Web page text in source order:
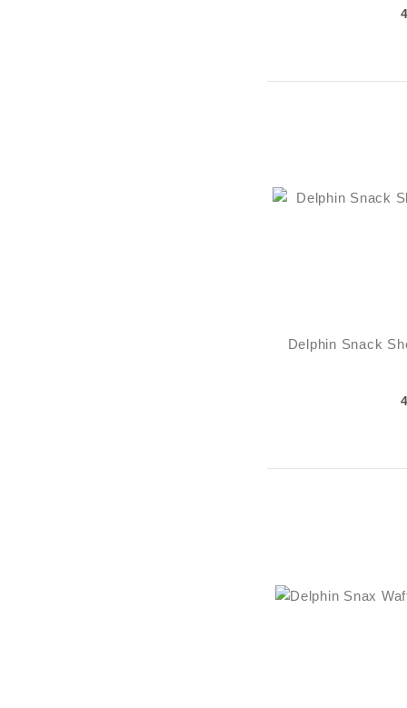
Delphin Snack